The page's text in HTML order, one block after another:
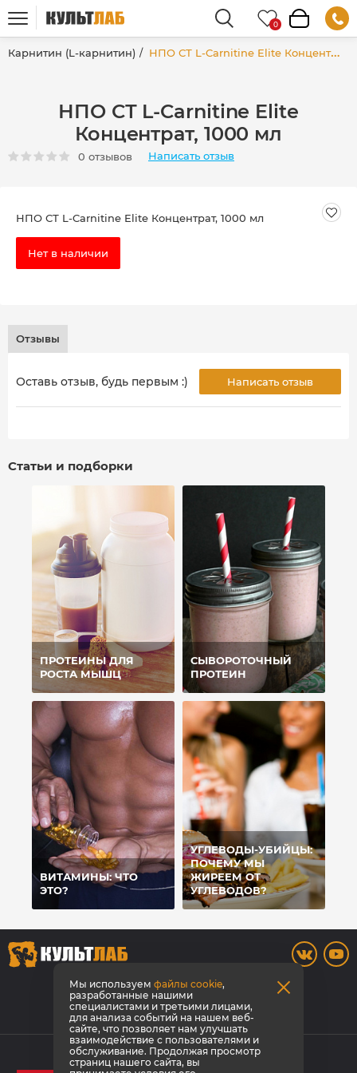
Карнитин (L-карнитин) НПО СТ L-Carnitine Elite Концентрат, 1000 мл
НПО СТ L-Carnitine Elite
Концентрат, 1000 мл
0 отзывов Написать отзыв
НПО СТ L-Carnitine Elite Концентрат, 1000 мл
Нет в наличии
Отзывы
Оставь отзыв, будь первым :) Написать отзыв
Статьи и подборки
ПРОТЕИНЫ ДЛЯ
РОСТА МЫШЦ
СЫВОРОТОЧНЫЙ
ПРОТЕИН
ВИТАМИНЫ: ЧТО
ЭТО?
УГЛЕВОДЫ-УБИЙЦЫ:
ПОЧЕМУ МЫ
ЖИРЕЕМ ОТ
УГЛЕВОДОВ?
8 800 700-42-31
Заказать звонок
© КультЛаб Спортивное питание
Политика конфиденциальности
Мы используемфайлы cookie,
разработанные нашими
специалистами и третьими лицами,
для анализа событий на нашем веб-
сайте, что позволяет нам улучшать
взаимодействие с пользователями и
обслуживание. Продолжая просмотр
страниц нашего сайта, вы